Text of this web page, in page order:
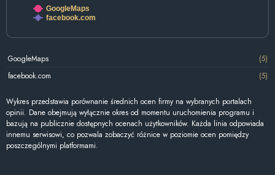
GoogleMaps
facebook.com
GoogleMaps
(5)
facebook.com
(5)
Wykres przedstawia porównanie średnich ocen firmy na wybranych portalach
opinii. Dane obejmują wyłącznie okres od momentu uruchomienia programu i
bazują na publicznie dostępnych ocenach użytkowników. Każda linia odpowiada
innemu serwisowi, co pozwala zobaczyć różnice w poziomie ocen pomiędzy
poszczególnymi platformami.